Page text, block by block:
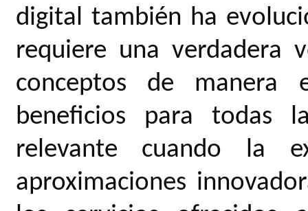
digital también ha
requiere una verdadera
conceptos de manera
beneficios para todas
relevante cuando la
aproximaciones